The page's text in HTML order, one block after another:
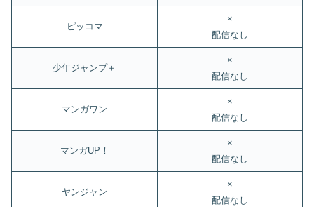
ピッコマ
×
配信なし
少年ジャンプ＋
×
配信なし
マンガワン
×
配信なし
マンガUP！
×
配信なし
ヤンジャン
×
配信なし